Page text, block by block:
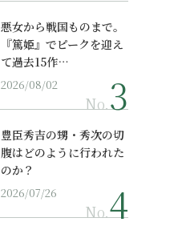
悪女から戦国ものまで。
『篤姫』でピークを迎え
て過去15作…
2026/08/02
No.
豊臣秀吉の甥・秀次の切
腹はどのように行われた
のか？
2026/07/26
No.